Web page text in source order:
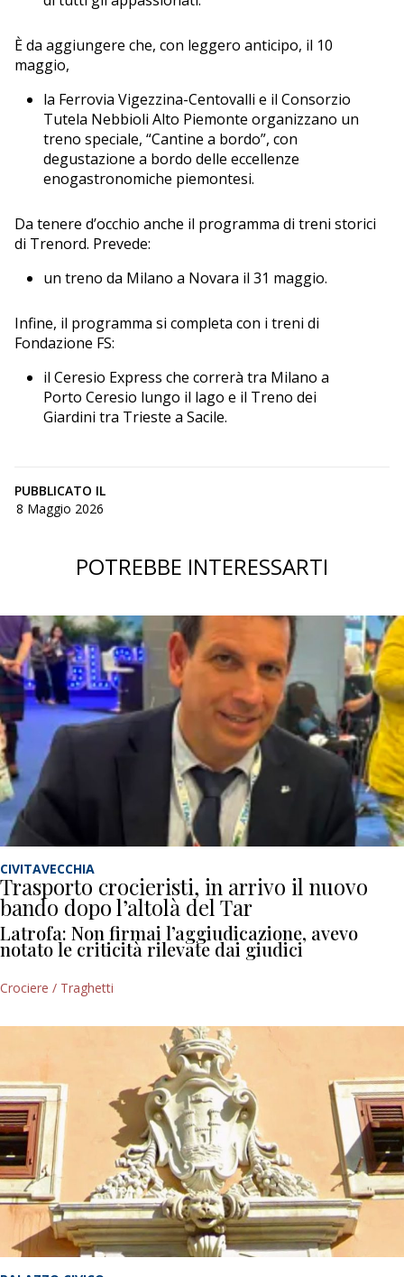
È da aggiungere che, con leggero anticipo, il 10
maggio,
la Ferrovia Vigezzina-Centovalli e il Consorzio
Tutela Nebbioli Alto Piemonte organizzano un
treno speciale, “Cantine a bordo”, con
degustazione a bordo delle eccellenze
enogastronomiche piemontesi.
Da tenere d’occhio anche il programma di treni storici
di Trenord. Prevede:
un treno da Milano a Novara il 31 maggio.
Infine, il programma si completa con i treni di
Fondazione FS:
il Ceresio Express che correrà tra Milano a
Porto Ceresio lungo il lago e il Treno dei
Giardini tra Trieste a Sacile.
PUBBLICATO IL
8 Maggio 2026
POTREBBE INTERESSARTI
CIVITAVECCHIA
Trasporto crocieristi, in arrivo il nuovo
bando dopo l’altolà del Tar
Latrofa: Non firmai l’aggiudicazione, avevo
notato le criticità rilevate dai giudici
Crociere / Traghetti